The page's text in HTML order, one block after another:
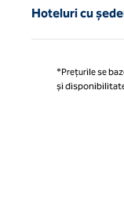
Hoteluri cu
*Prețurile se
și